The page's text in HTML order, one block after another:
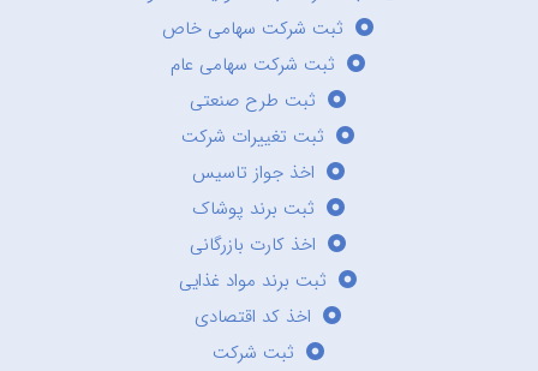
ثبت شرکت سهامی خاص
ثبت شرکت سهامی عام
ثبت طرح صنعتی
ثبت تغییرات شرکت
اخذ جواز تاسیس
ثبت برند پوشاک
اخذ کارت بازرگانی
ثبت برند مواد غذایی
اخذ کد اقتصادی
ثبت شرکت